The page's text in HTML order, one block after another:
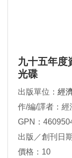
九十五年度
光碟
出版單位： 經
作/編/譯者：
GPN：
出版／創刊日
價格：10